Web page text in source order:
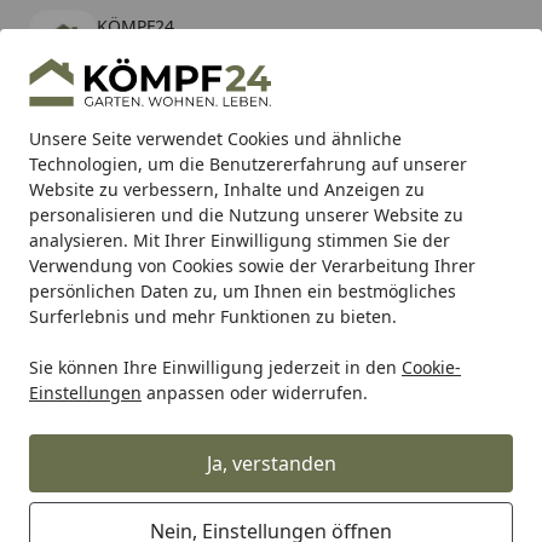
Unsere Seite verwendet Cookies und ähnliche
Technologien, um die Benutzererfahrung auf unserer
Website zu verbessern, Inhalte und Anzeigen zu
personalisieren und die Nutzung unserer Website zu
analysieren. Mit Ihrer Einwilligung stimmen Sie der
Verwendung von Cookies sowie der Verarbeitung Ihrer
persönlichen Daten zu, um Ihnen ein bestmögliches
Surferlebnis und mehr Funktionen zu bieten.
Sie können Ihre Einwilligung jederzeit in den Cookie-
Einstellungen anpassen oder widerrufen.
Ja, verstanden
Nein, Einstellungen öffnen
KÖMPF24
kostenlos - Im App Store
Hotline
Alle Produkte
Mein Konto
Suchen
Karibu Pools inkl. gratis Sandfilteranlage & Pool-
Starterset (Gesamtwert bis 468,99€)
Startseite
RK Rk Motorradkette RK Kette GB428MXZ1 134 Glieder
RK Kette GB428MXZ1 134 Glieder